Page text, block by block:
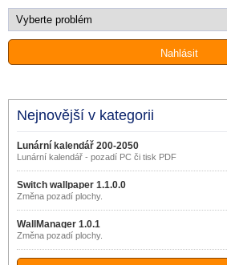
Nejnovější v kategorii
Lunární kalendář 200-2050
Lunární kalendář - pozadí PC či tisk PDF
Switch wallpaper 1.1.0.0
Změna pozadí plochy.
WallManager 1.0.1
Změna pozadí plochy.